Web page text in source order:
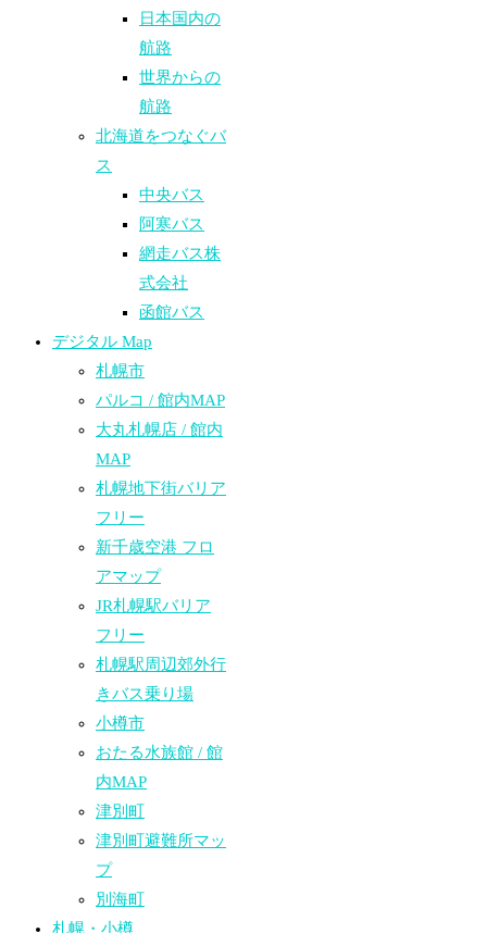
日本国内の
航路
世界からの
航路​
北海道をつなぐバ
ス
中央バス
阿寒バス
網走バス株
式会社
函館バス
デジタル Map
札幌市
パルコ / 館内MAP
大丸札幌店 / 館内
MAP
札幌地下街バリア
フリー
新千歳空港 フロ
アマップ
JR札幌駅バリア
フリー
札幌駅周辺郊外行
きバス乗り場
小樽市
おたる水族館 / 館
内MAP
津別町
津別町避難所マッ
プ
別海町
札幌・小樽